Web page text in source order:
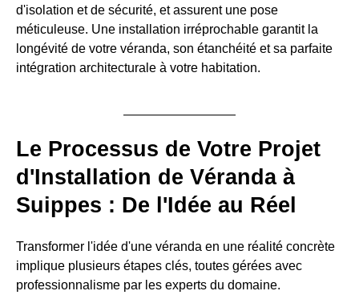
d'isolation et de sécurité, et assurent une pose
méticuleuse. Une installation irréprochable garantit la
longévité de votre véranda, son étanchéité et sa parfaite
intégration architecturale à votre habitation.
Le Processus de Votre Projet
d'Installation de Véranda à
Suippes : De l'Idée au Réel
Transformer l'idée d'une véranda en une réalité concrète
implique plusieurs étapes clés, toutes gérées avec
professionnalisme par les experts du domaine.